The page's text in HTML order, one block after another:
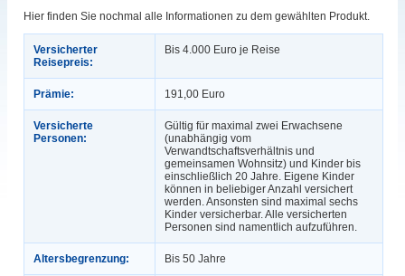
Hier finden Sie nochmal alle Informationen zu dem gewählten Produkt.
Versicherter
Reisepreis:
Bis 4.000 Euro je Reise
Prämie: 191,00 Euro
Versicherte
Personen:
Gültig für maximal zwei Erwachsene
(unabhängig vom
Verwandtschaftsverhältnis und
gemeinsamen Wohnsitz) und Kinder bis
einschließlich 20 Jahre. Eigene Kinder
können in beliebiger Anzahl versichert
werden. Ansonsten sind maximal sechs
Kinder versicherbar. Alle versicherten
Personen sind namentlich aufzuführen.
Altersbegrenzung: Bis 50 Jahre